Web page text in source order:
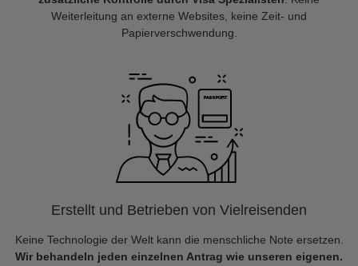
Weiterleitung an externe Websites, keine Zeit- und
Papierverschwendung.
Erstellt und Betrieben von Vielreisenden
Keine Technologie der Welt kann die menschliche Note ersetzen.
Wir behandeln jeden einzelnen Antrag wie unseren eigenen.